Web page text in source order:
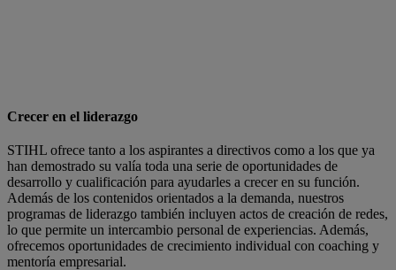
Crecer en el liderazgo
STIHL ofrece tanto a los aspirantes a directivos como a los que ya
han demostrado su valía toda una serie de oportunidades de
desarrollo y cualificación para ayudarles a crecer en su función.
Además de los contenidos orientados a la demanda, nuestros
programas de liderazgo también incluyen actos de creación de redes,
lo que permite un intercambio personal de experiencias. Además,
ofrecemos oportunidades de crecimiento individual con coaching y
mentoría empresarial.